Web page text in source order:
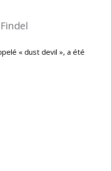
« dust devil », a été